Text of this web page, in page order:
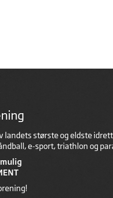
landets største og eldste
e-sport, triathlon og